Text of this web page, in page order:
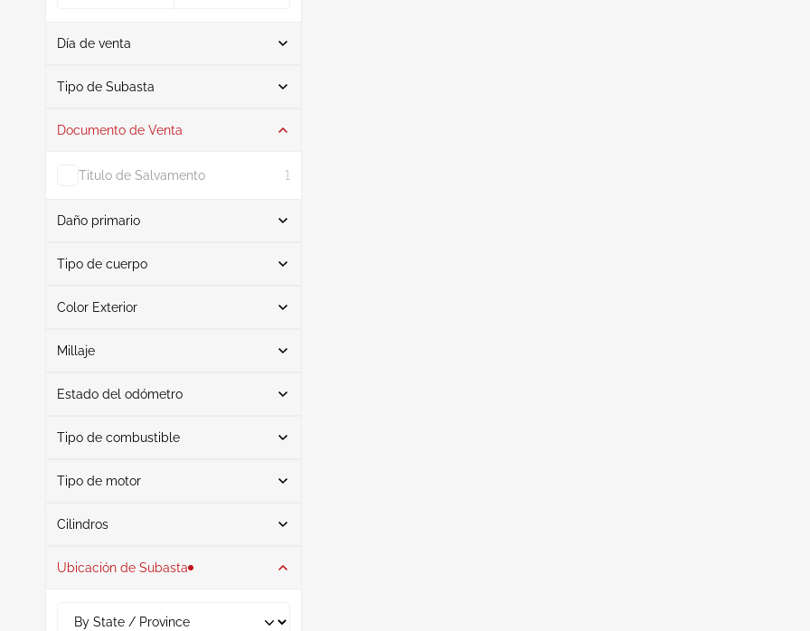
Día de venta
De
Tipo de Subasta
Subasta 1
Documento de Venta
Titulo de Salvamento 1
Daño primario
Tipo de cuerpo
Hatchback 1
Color Exterior
Millaje
Estado del odómetro
Real 1
Tipo de combustible
Gasolina 1
Tipo de motor
Cilindros
4 1
Ubicación de Subasta